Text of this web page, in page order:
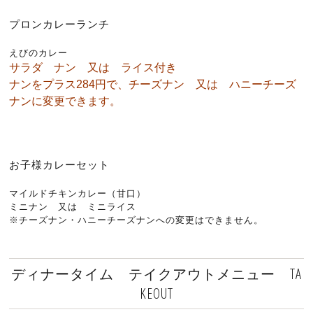
プロンカレーランチ
えびのカレー
サラダ ナン 又は ライス付き
ナンをプラス284円で、チーズナン 又は ハニーチーズ
ナンに変更できます。
お子様カレーセット
マイルドチキンカレー（甘口）
ミニナン 又は ミニライス
※チーズナン・ハニーチーズナンへの変更はできません。
ディナータイム テイクアウトメニュー TA
KEOUT